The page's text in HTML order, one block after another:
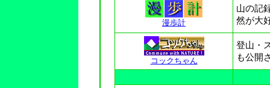
漫歩計
山の記
然が大
コックちゃん
登山・
も公開